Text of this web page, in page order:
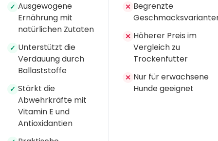
✓ Ausgewogene
Ernährung mit
natürlichen Zutaten
✓ Unterstützt die
Verdauung durch
Ballaststoffe
✓ Stärkt die
Abwehrkräfte mit
Vitamin E und
Antioxidantien
✕ Begrenzte
✕ Höherer Preis im
Vergleich zu
Trockenfutter
✕ Nur für erwachsene
Hunde geeignet